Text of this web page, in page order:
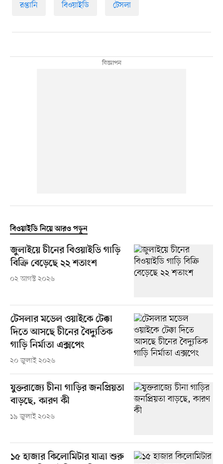
রপ্তানি বিওয়াইডি টেসলা
বিওয়াইডি নিয়ে আরও পড়ুন
জুলাইয়ে চীনের বিওয়াইডি গাড়ি
বিক্রি বেড়েছে ২২ শতাংশ
০২ আগস্ট ২০২৬
টেসলার মডেল ওয়াইকে টেক্কা
দিতে আসছে চীনের বৈদ্যুতিক
গাড়ি নির্মাতা এক্সপেং
২০ জুলাই ২০২৬
যুক্তরাজ্যে চীনা গাড়ির জনপ্রিয়তা
বাড়ছে, কারণ কী
১৯ জুলাই ২০২৬
১৫ হাজার কিলোমিটার যাত্রা শুরু